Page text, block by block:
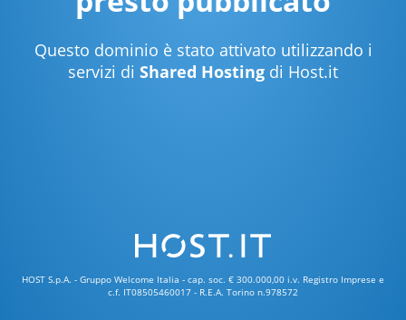
Questo dominio è stato attivato utilizzando i
servizi di Shared Hosting di Host.it
HOST S.p.A. - Gruppo Welcome Italia - cap. soc. € 300.000,00 i.v. Registro Imprese e
c.f. IT08505460017 - R.E.A. Torino n.978572